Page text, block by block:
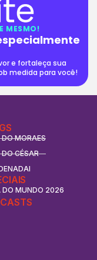
MESMO!
e fortaleça sua
medida para você!
DO MORAES
DO CÉSAR
DO MUNDO 2026